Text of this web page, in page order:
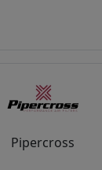
Pipercross